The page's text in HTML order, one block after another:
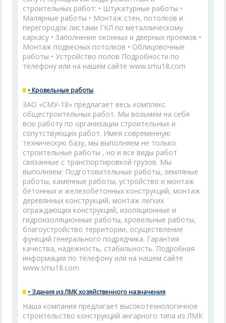
строительных работ: • Штукатурные работы •
Малярные работы • Монтаж стен, потолков и
перегородок листами ГКЛ по металлическому
каркасу • Заполнение оконных и дверных проемов •
Монтаж подвесных потолков • Облицовочные
работы • Устройство полов Подробности по
телефону или на нашем сайте www.smu18.com
• Кровельные работы
ЗАО «СМУ-18» предлагает весь комплекс
общестроительных работ. Мы возьмем на себя
всю работу по организации строительных и
сопутствующих работ. Имея современную
техническую базу, мы выполняем не только
строительные работы , но и все виды работ
связанные с транспортировкой грузов. Мы
выполняем: Подготовительные работы, земляные
работы, каменные работы, устройство и монтаж
бетонных и железобетонных конструкций, монтаж
деревянных конструкций, монтаж легких
ограждающих конструкций, изоляционные и
гидроизоляционные работы, кровельные работы,
благоустройство территории, осуществление
функций генерального подрядчика. Гарантия
качества, надежность, стабильность. Подробная
информация по телефону или на нашем сайте
www.smu18.com
• Здания из ЛМК хозяйственного назначения
Наша компания предлагает высокотехнологичное
строительство конструкций ангарного типа из ЛМК